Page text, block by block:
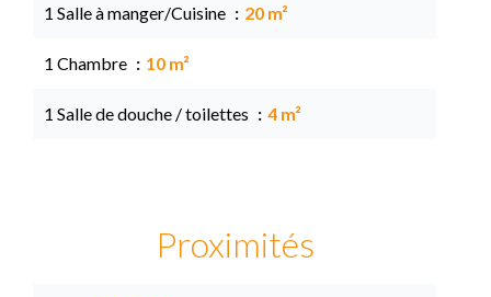
1 Salle à manger/Cuisine 20 m²
1 Chambre 10 m²
1 Salle de douche / toilettes 4 m²
Proximités